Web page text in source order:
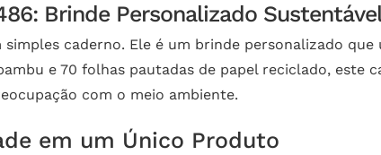
Brinde Personalizado
simples caderno. Ele é um brinde personalizado
e 70 folhas pautadas de papel reciclado, este
com o meio ambiente.
em um Único Produto